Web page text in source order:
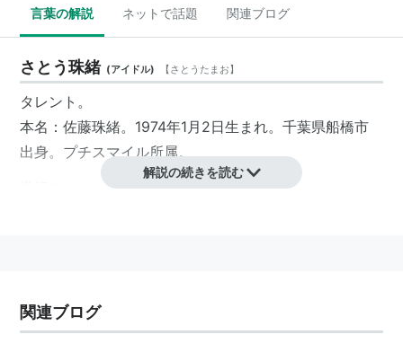
言葉の解説 ネットで話題 関連ブログ
さとう珠緒 (アイドル) 【さとうたまお】
タレント。
本名：佐藤珠緒。1974年1月2日生まれ。千葉県船橋市
出身。 プチスマイル所属。
世紀のぶりっ子タレント。
解説の続きを読む
関連ブログ